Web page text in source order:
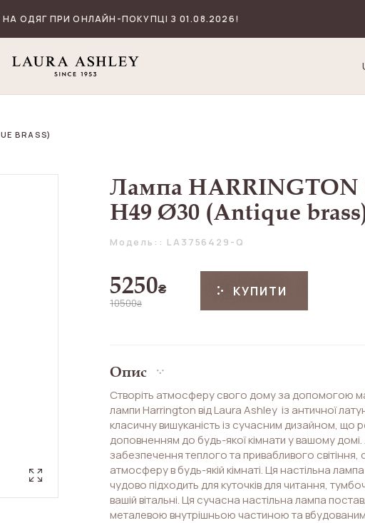
НА ОДЯГ ПРИ ОНЛАЙН-ПОКУПЦІ З 01.08.2026!
BRASS)
Лампа HARRINGTON
H49 Ø30 (Antique
Модель:: LA3756429-Q
5250₴
10500₴
КУПИТИ
Опис
Створіть атмосферу свого дому за допомогою
лампи Harrington від Laura Ashley із античної
класичну вишуканість із сучасним дизайном, що
доповненням до будь-якої кімнати у вашому
забезпечення теплого та привабливого
атмосферу в будь-якій кімнаті. Ця настільна
чудово підходить для куточків для читання,
вашій вітальні. Ця сучасна настільна лампа
металевою внутрішньою частиною та